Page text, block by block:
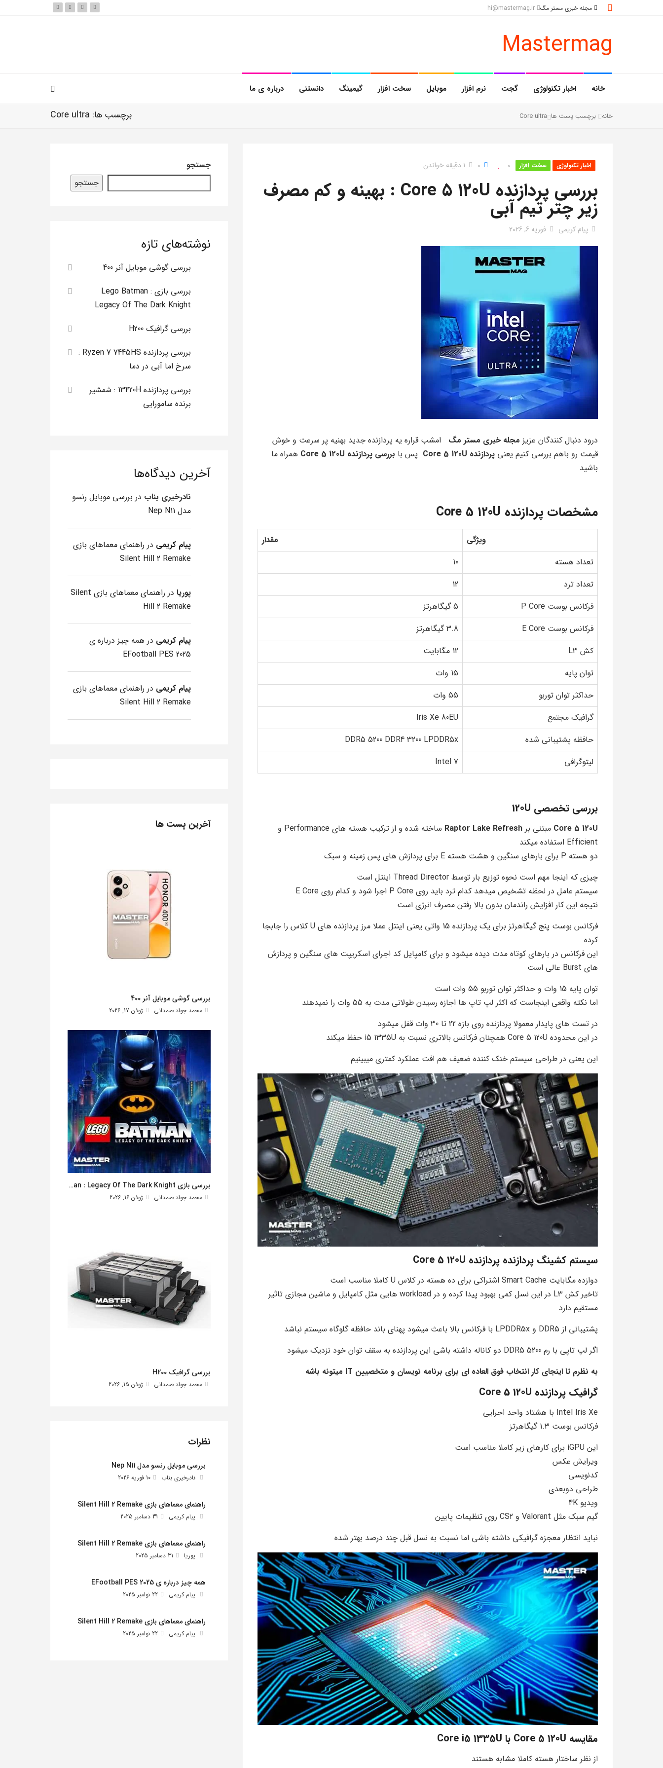
مجله خبری مستر مگ
Mastermag
خانه اخبار تکنولوژی گجت نرم افزار موبایل سخت افزار گیمینگ دانستنی درباره ی ما
برچسب ها: Core ultra خانه برچسب پست ها Core ultra
اخبار تکنولوژی سخت افزار 0
0 1 دقیقه خواندن
بررسی پردازنده Core 5 120U : بهینه و کم مصرف
زیر چتر تیم آبی
پیام کریمی فوریه 6, 2026
درود دنبال کنندگان عزیز مجله خبری مستر مگ
امشب قراره یه پردازنده جدید بهنیه پر سرعت و خوش
قیمت رو باهم بررسی کنیم یعنی پردازنده Core 5 120U پس با بررسی پردازنده Core 5 120U
همراه ما
باشید
مشخصات پردازنده Core 5 120U
ویژگی
مقدار
تعداد هسته
10
تعداد ترد
12
فرکانس بوست P Core
5 گیگاهرتز
فرکانس بوست E Core
3.8 گیگاهرتز
کش L3
12 مگابایت
توان پایه
15 وات
حداکثر توان توربو
55 وات
گرافیک مجتمع
Iris Xe 80EU
حافظه پشتیبانی شده
DDR5 5200 DDR4 3200 LPDDR5x
لیتوگرافی
Intel 7
بررسی تخصصی 120U
Core 5 120U مبتنی بر
ساخته شده و از ترکیب هسته های Performance و
Efficient استفاده میکند
دو هسته P برای بارهای سنگین و هشت هسته E برای پردازش های پس زمینه و سبک
چیزی که اینجا مهم است نحوه توزیع بار توسط Thread Director اینتل است
سیستم عامل در لحظه تشخیص میدهد کدام ترد باید روی P Core اجرا شود و کدام روی E Core
نتیجه این کار افزایش راندمان بدون بالا رفتن مصرف انرژی است
فرکانس بوست پنج گیگاهرتز برای یک پردازنده 15 واتی یعنی اینتل عملا مرز پردازنده های U کلاس را جابجا
کرده
این فرکانس در بارهای کوتاه مدت دیده میشود و برای کامپایل کد اجرای اسکریپت های سنگین و پردازش
های Burst عالی است
توان پایه 15 وات و حداکثر توان توربو 55 وات است
اما نکته واقعی اینجاست که اکثر لپ تاپ ها اجازه رسیدن طولانی مدت به 55 وات را نمیدهند
در تست های پایدار معمولا پردازنده روی بازه 22 تا 30 وات قفل میشود
در این محدوده Core 5 120U همچنان فرکانس بالاتری نسبت به i5 1335U حفظ میکند
این یعنی در طراحی سیستم خنک کننده ضعیف هم افت عملکرد کمتری میبینیم
سیستم کشینگ پردازنده پردازنده Core 5 120U
دوازده مگابایت Smart Cache اشتراکی برای ده هسته در کلاس U کاملا مناسب است
تاخیر کش L3 در این نسل کمی بهبود پیدا کرده و در workload هایی مثل کامپایل و ماشین مجازی تاثیر
مستقیم دارد
پشتیبانی از DDR5 و LPDDR5x با فرکانس بالا باعث میشود پهنای باند حافظه گلوگاه سیستم نباشد
اگر لپ تاپی با رم DDR5 5200 دو کاناله داشته باشی این پردازنده به سقف توان خود نزدیک میشود
به نظرم تا اینجای کار انتخاب فوق العاده ای برای برنامه نویسان و متخصیین IT میتونه باشه
گرافیک پردازنده Core 5 120U
Intel Iris Xe با هشتاد واحد اجرایی
فرکانس بوست 1.3 گیگاهرتز
این iGPU برای کارهای زیر کاملا مناسب است
ویرایش عکس
کدنویسی
طراحی دوبعدی
ویدیو 4K
گیم سبک مثل Valorant و CS2 روی تنظیمات پایین
نباید انتظار معجزه گرافیکی داشته باشی اما نسبت به نسل قبل چند درصد بهتر شده
مقایسه Core 5 120U با Core i5 1335U
از نظر ساختار هسته کاملا مشابه هستند
جستجو
جستجو
نوشته‌های تازه
بررسی گوشی موبایل آنر 400
بررسی بازی Lego Batman :
Legacy Of The Dark Knight
بررسی گرافیک H200
بررسی پردازنده Ryzen 7 7445HS :
سرخ اما آبی در دما
بررسی پردازنده 13420H : شمشیر
برنده سامورایی
آخرین دیدگاه‌ها
نادرخیری بناب در بررسی موبایل رنسو
مدل Nep N11
پیام کریمی در راهنمای معماهای بازی
Silent Hill 2 Remake
پوریا در
راهنمای معماهای بازی Silent
Hill 2 Remake
پیام کریمی در همه چیز درباره ی
EFootball PES 2025
پیام کریمی در راهنمای معماهای بازی
Silent Hill 2 Remake
آخرین پست ها
بررسی گوشی موبایل آنر 400
محمد جواد صمدانی ژوئن 17, 2026
بررسی بازی Lego Batman : Legacy Of The Dark Knight
محمد جواد صمدانی ژوئن 16, 2026
بررسی گرافیک H200
محمد جواد صمدانی ژوئن 15, 2026
نظرات
بررسی موبایل رنسو مدل Nep N11
نادرخیری بناب 10 فوریه 2026
راهنمای معماهای بازی Silent Hill 2 Remake
پیام کریمی 31 دسامبر 2025
راهنمای معماهای بازی Silent Hill 2 Remake
پوریا 31 دسامبر 2025
همه چیز درباره ی EFootball PES 2025
پیام کریمی 22 نوامبر 2025
راهنمای معماهای بازی Silent Hill 2 Remake
پیام کریمی 22 نوامبر 2025